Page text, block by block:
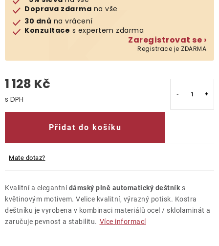
Klub výhod
Doprava zdarma na vše
30 dnů na vrácení
Konzultace s expertem zdarma
Zaregistrovat se ›
Registrace je ZDARMA
1 128 Kč
Přidat do košíku
Mate dotaz?
Kvalitní a elegantnídámský plně automatický deštník s
květinovým motivem. Velice kvalitní, výrazný potisk. Kostra
deštníku je vyrobena v kombinaci materiálů ocel / sklolaminát a
zaručuje pevnost a stabilitu. Více informací